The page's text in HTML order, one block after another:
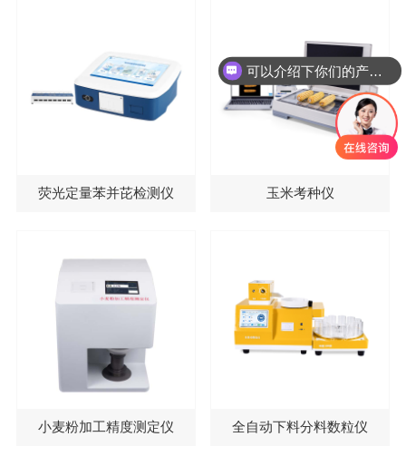
荧光定量苯并芘检测仪 玉米考种仪
小麦粉加工精度测定仪 全自动下料分料数粒仪
可以介绍下你们的产品么